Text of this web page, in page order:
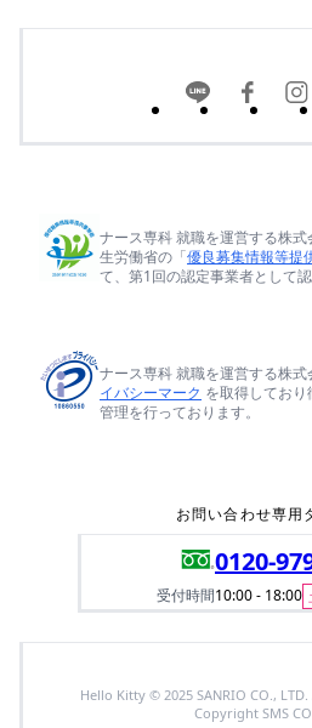
ナース専科 就職を運営する株
生労働省の「優良募集情報等提
て、第1回の認定事業者として認
ナース専科 就職を運営する株
イバシーマーク を取得してお
管理を行っております。
お問い合わせ専用
0120-
受付時間10:00 - 18:00
Hello Kitty © 2025 SANRIO CO., LTD.
Copyright SMS